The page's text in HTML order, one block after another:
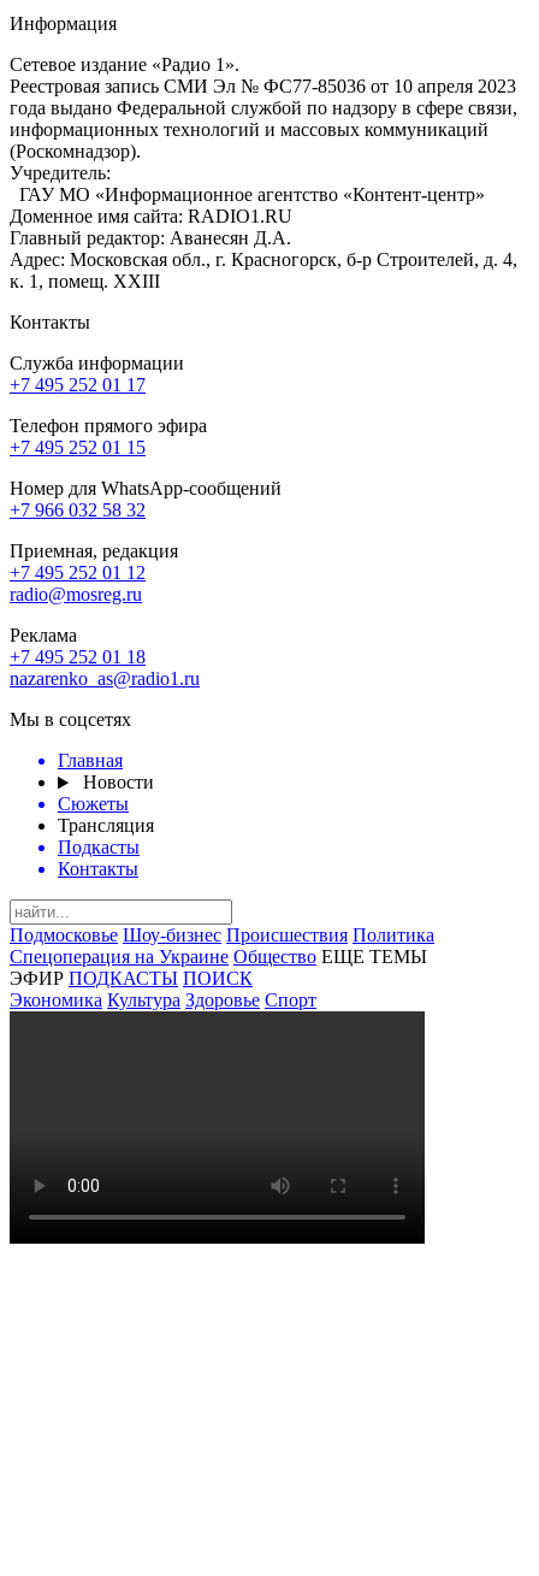
Информация
Сетевое издание «Радио 1».
Реестровая запись СМИ Эл № ФС77-85036 от 10 апреля 2023
года выдано Федеральной службой по надзору в сфере связи,
информационных технологий и массовых коммуникаций
(Роскомнадзор).
Учредитель:
ГАУ МО «Информационное агентство «Контент-центр»
Доменное имя сайта: RADIO1.RU
Главный редактор: Аванесян Д.А.
Адрес: Московская обл., г. Красногорск, б-р Строителей, д. 4,
к. 1, помещ. XXIII
Контакты
Служба информации
+7 495 252 01 17
Телефон прямого эфира
+7 495 252 01 15
Номер для WhatsApp-сообщений
+7 966 032 58 32
Приемная, редакция
+7 495 252 01 12
radio@mosreg.ru
Реклама
+7 495 252 01 18
nazarenko_as@radio1.ru
Мы в соцсетях
Главная
Новости
Сюжеты
Трансляция
Подкасты
Контакты
Подмосковье Шоу-бизнес Происшествия Политика
Спецоперация на Украине Общество ЕЩЕ ТЕМЫ
ЭФИР ПОДКАСТЫ ПОИСК
Экономика Культура Здоровье Спорт